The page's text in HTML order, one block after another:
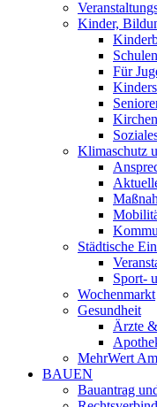
Kinder,
Schulen
Für
Klimaschutz
Städtische
Sport-
Wochenmarkt
Gesundheit
Ärzte
MehrWert
BAUEN
Bauantrag